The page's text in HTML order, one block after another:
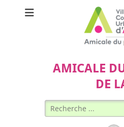
AMICALE
DE
Rechercher :